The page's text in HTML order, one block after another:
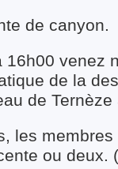
de canyon.
venez
de la
de Ternèze
les
ou deux.